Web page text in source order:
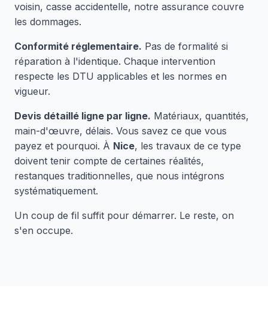
voisin, casse accidentelle, notre assurance couvre
les dommages.
Conformité réglementaire. Pas de formalité si
réparation à l'identique. Chaque intervention
respecte les DTU applicables et les normes en
vigueur.
Devis détaillé ligne par ligne. Matériaux, quantités,
main-d'œuvre, délais. Vous savez ce que vous
payez et pourquoi. À Nice, les travaux de ce type
doivent tenir compte de certaines réalités,
restanques traditionnelles, que nous intégrons
systématiquement.
Un coup de fil suffit pour démarrer. Le reste, on
s'en occupe.